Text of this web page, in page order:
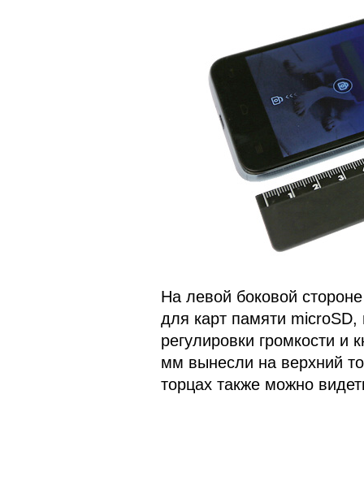
На левой боковой
для карт памяти
регулировки громкости
мм вынесли на верхний
торцах также можно